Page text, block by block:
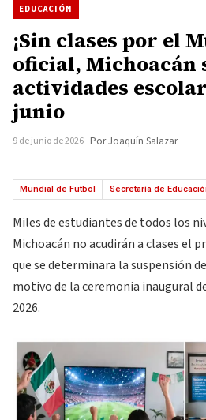
EDUCACIÓN
¡Sin clases por el
oficial, Michoacán
actividades
junio
9 de junio de 2026 Por Joaquín Salazar
Mundial de Futbol Secretaría de
Miles de estudiantes de todos los
Michoacán no acudirán a clases el
que se determinara la suspensión
motivo de la ceremonia inaugural
2026.